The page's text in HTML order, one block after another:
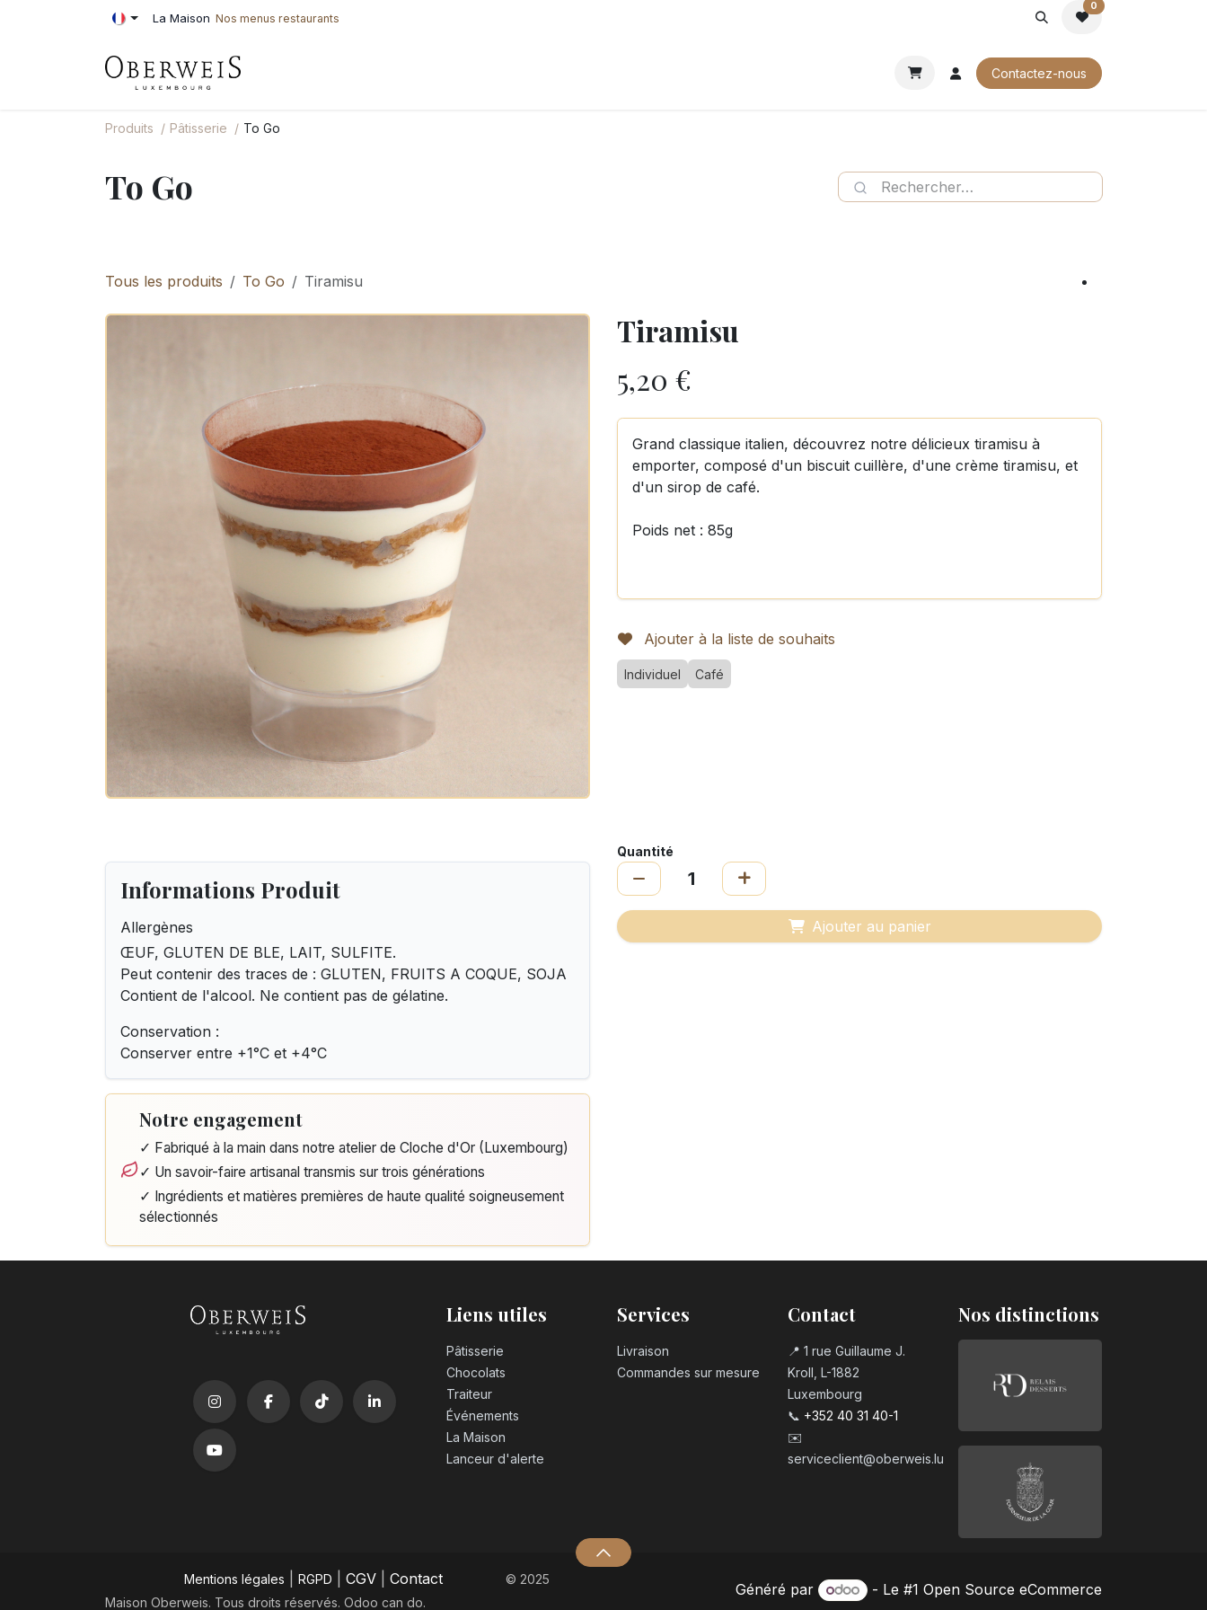
Se rendre au contenu La Maison Nos menus restaurants
0
Contactez-nous
Produits Pâtisserie To Go
To Go
Tous les produits To Go Tiramisu
Tiramisu
5,20 €
Grand classique italien, découvrez notre délicieux tiramisu à
emporter, composé d'un biscuit cuillère, d'une crème tiramisu, et
d'un sirop de café.
Poids net : 85g
Ajouter à la liste de souhaits
Individuel Café
Informations Produit
Allergènes
ŒUF, GLUTEN DE BLE, LAIT, SULFITE.
Peut contenir des traces de : GLUTEN, FRUITS A COQUE, SOJA
Contient de l'alcool. Ne contient pas de gélatine.
Conservation :
Conserver entre +1°C et +4°C
Notre engagement
✓ Fabriqué à la main dans notre atelier de Cloche d'Or (Luxembourg)
✓ Un savoir-faire artisanal transmis sur trois générations
✓ Ingrédients et matières premières de haute qualité soigneusement
sélectionnés
Quantité
Ajouter au panier
Liens utiles
Pâtisserie
Chocolats
Traiteur
Événements
La Maison
Lanceur d'alerte
Services
Livraison
Commandes sur mesure
Contact
📍 1 rue Guillaume J.
Kroll, L-1882
Luxembourg
📞 +352 40 31 40-1
✉️
serviceclient@oberweis.lu
Nos distinctions
Mentions légales RGPD CGV Contact
© 2025
Maison Oberweis. Tous droits réservés. ​Odoo can do.
Généré par - Le #1 Open Source eCommerce